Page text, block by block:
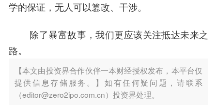
学的保证，无人可以篡改、干涉。
除了暴富故事，我们更应该关注抵达未来之
路。
【本文由投资界合作伙伴一本财经授权发布，本平台仅
提供信息存储服务。】如有任何疑问题，请联系
（editor@zero2ipo.com.cn）投资界处理。